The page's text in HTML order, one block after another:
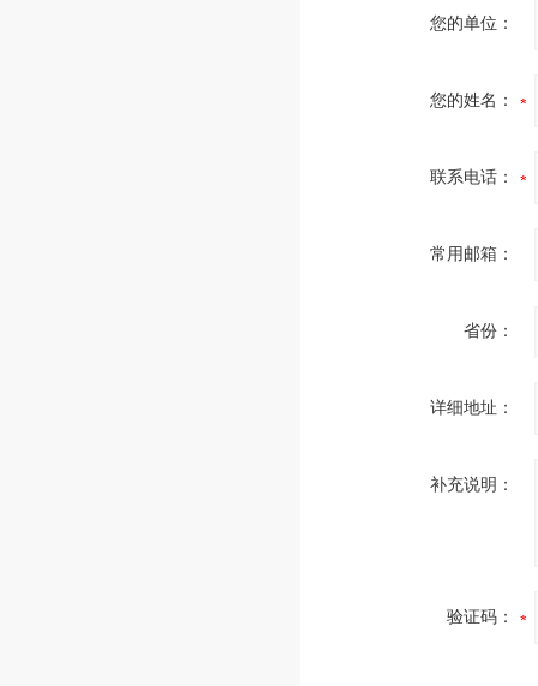
您的单位：
您的姓名：
联系电话：
常用邮箱：
省份：
详细地址：
补充说明：
验证码：